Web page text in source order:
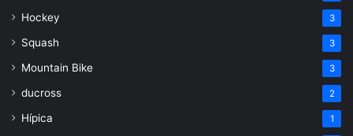
Hockey 3
Squash 3
Mountain Bike 3
ducross 2
Hípica 1